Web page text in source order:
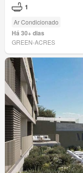
1
Ar Condicionado
Há 30+ dias
GREEN-ACRES